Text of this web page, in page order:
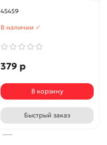
45459
В наличии ✓
379 р
В корзину
Быстрый заказ